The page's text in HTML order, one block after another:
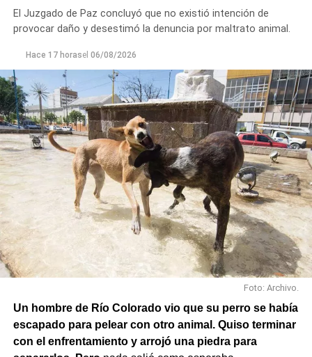
Noroeste, Quinta 25, Carlos Soria y Chacramonte,
donde se entregaron nylon, frazadas, colchones, leña
y alimentos.
En paralelo, las cuadrillas municipales realizaron la
limpieza de alcantarillas y sumideros en distintos
sectores de la ciudad, entre ellos Jujuy y Güemes;
Güemes entre Dr. Maradona y República del Líbano;
Carlos Gardel y Rochdale; Rochdale y Australia;
Rochdale y Jujuy; Yrigoyen y Mendoza; Yrigoyen y
Avenida Roca; y Chula Vista, casi San Juan.
El Juzgado de Paz concluyó que no existió intención de
provocar daño y desestimó la denuncia por maltrato animal.
Hace 17 horasel 06/08/2026
Foto: Archivo.
Un hombre de Río Colorado vio que su perro se había
escapado para pelear con otro animal. Quiso terminar
con el enfrentamiento y arrojó una piedra para